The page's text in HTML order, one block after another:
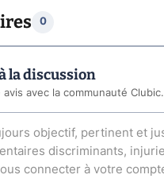
0
la discussion
avis avec la communauté Clubic.